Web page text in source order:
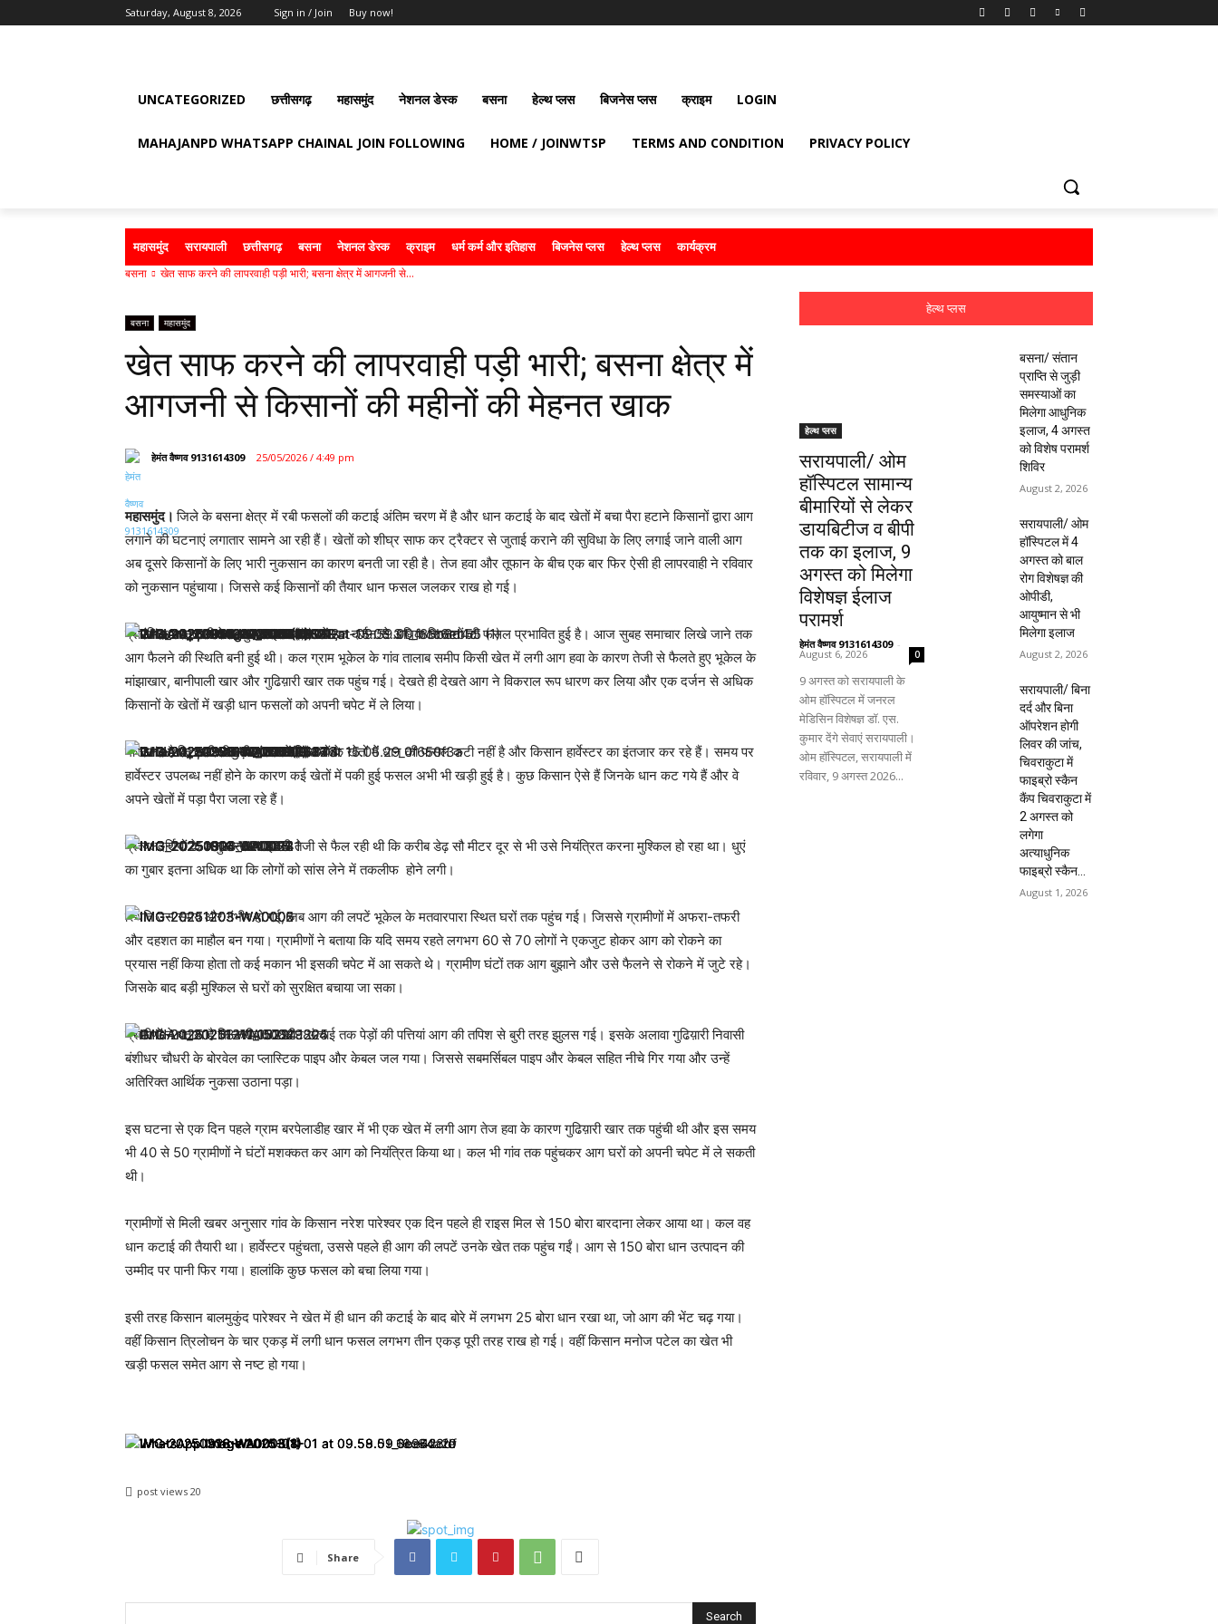
Saturday, August 8, 2026 Sign in / Join Buy now!
UNCATEGORIZED छत्तीसगढ़ महासमुंद नेशनल डेस्क बसना हेल्थ प्लस बिजनेस प्लस क्राइम LOGIN
MAHAJANPD WHATSAPP CHAINAL JOIN FOLLOWING HOME / JOINWTSP TERMS AND CONDITION PRIVACY POLICY
महासमुंद सरायपाली छत्तीसगढ़ बसना नेशनल डेस्क क्राइम धर्म कर्म और इतिहास बिजनेस प्लस हेल्थ प्लस कार्यक्रम
बसना खेत साफ करने की लापरवाही पड़ी भारी; बसना क्षेत्र में आगजनी से...
बसना महासमुंद
खेत साफ करने की लापरवाही पड़ी भारी; बसना क्षेत्र में
आगजनी से किसानों की महीनों की मेहनत खाक
हेमंत वैष्णव 9131614309 25/05/2026 / 4:49 pm
महासमुंद।जिले के बसना क्षेत्र में रबी फसलों की कटाई अंतिम चरण में है और धान कटाई के बाद खेतों में बचा पैरा हटाने किसानों द्वारा आग
लगाने की घटनाएं लगातार सामने आ रही हैं। खेतों को शीघ्र साफ कर ट्रैक्टर से जुताई कराने की सुविधा के लिए लगाई जाने वाली आग
अब दूसरे किसानों के लिए भारी नुकसान का कारण बनती जा रही है। तेज हवा और तूफान के बीच एक बार फिर ऐसी ही लापरवाही ने रविवार
को नुकसान पहुंचाया। जिससे कई किसानों की तैयार धान फसल जलकर राख हो गई।
प्रारंभिक जानकारी के अनुसार इस घटना में एक दर्जन से अधिक किसानों की फसल प्रभावित हुई है। आज सुबह समाचार लिखे जाने तक
आग फैलने की स्थिति बनी हुई थी। कल ग्राम भूकेल के गांव तालाब समीप किसी खेत में लगी आग हवा के कारण तेजी से फैलते हुए भूकेल के
मांझाखार, बानीपाली खार और गुढिय़ारी खार तक पहुंच गई। देखते ही देखते आग ने विकराल रूप धारण कर लिया और एक दर्जन से अधिक
किसानों के खेतों में खड़ी धान फसलों को अपनी चपेट में ले लिया।
गौरतलब है कि अभी भी बड़ी संख्या में किसानों के खेतों में धान की फसल कटी नहीं है और किसान हार्वेस्टर का इंतजार कर रहे हैं। समय पर
हार्वेस्टर उपलब्ध नहीं होने के कारण कई खेतों में पकी हुई फसल अभी भी खड़ी हुई है। कुछ किसान ऐसे हैं जिनके धान कट गये हैं और वे
अपने खेतों में पड़ा पैरा जला रहे हैं।
प्रत्यक्षदर्शियों के अनुसार आग इतनी तेजी से फैल रही थी कि करीब डेढ़ सौ मीटर दूर से भी उसे नियंत्रित करना मुश्किल हो रहा था। धुएं
का गुबार इतना अधिक था कि लोगों को सांस लेने में तकलीफ होने लगी।
स्थिति उस समय और गंभीर हो गई, जब आग की लपटें भूकेल के मतवारपारा स्थित घरों तक पहुंच गई। जिससे ग्रामीणों में अफरा-तफरी
और दहशत का माहौल बन गया। ग्रामीणों ने बताया कि यदि समय रहते लगभग 60 से 70 लोगों ने एकजुट होकर आग को रोकने का
प्रयास नहीं किया होता तो कई मकान भी इसकी चपेट में आ सकते थे। ग्रामीण घंटों तक आग बुझाने और उसे फैलने से रोकने में जुटे रहे।
जिसके बाद बड़ी मुश्किल से घरों को सुरक्षित बचाया जा सका।
ग्रामीणों ने बताया है कि करीब 50 फीट ऊंचाई तक पेड़ों की पत्तियां आग की तपिश से बुरी तरह झुलस गई। इसके अलावा गुढिय़ारी निवासी
बंशीधर चौधरी के बोरवेल का प्लास्टिक पाइप और केबल जल गया। जिससे सबमर्सिबल पाइप और केबल सहित नीचे गिर गया और उन्हें
अतिरिक्त आर्थिक नुकसा उठाना पड़ा।
इस घटना से एक दिन पहले ग्राम बरपेलाडीह खार में भी एक खेत में लगी आग तेज हवा के कारण गुढिय़ारी खार तक पहुंची थी और इस समय
भी 40 से 50 ग्रामीणों ने घंटों मशक्कत कर आग को नियंत्रित किया था। कल भी गांव तक पहुंचकर आग घरों को अपनी चपेट में ले सकती
थी।
ग्रामीणों से मिली खबर अनुसार गांव के किसान नरेश पारेश्वर एक दिन पहले ही राइस मिल से 150 बोरा बारदाना लेकर आया था। कल वह
धान कटाई की तैयारी था। हार्वेस्टर पहुंचता, उससे पहले ही आग की लपटें उनके खेत तक पहुंच गईं। आग से 150 बोरा धान उत्पादन की
उम्मीद पर पानी फिर गया। हालांकि कुछ फसल को बचा लिया गया।
इसी तरह किसान बालमुकुंद पारेश्वर ने खेत में ही धान की कटाई के बाद बोरे में लगभग 25 बोरा धान रखा था, जो आग की भेंट चढ़ गया।
वहींं किसान त्रिलोचन के चार एकड़ में लगी धान फसल लगभग तीन एकड़ पूरी तरह राख हो गई। वहीं किसान मनोज पटेल का खेत भी
खड़ी फसल समेत आग से नष्ट हो गया।
post views 20
Share
Search
हेल्थ प्लस
हेल्थ प्लस
सरायपाली/ ओम
हॉस्पिटल सामान्य
बीमारियों से लेकर
डायबिटीज व बीपी
तक का इलाज, 9
अगस्त को मिलेगा
विशेषज्ञ ईलाज
परामर्श
हेमंत वैष्णव 9131614309 -
August 6, 2026 0
9 अगस्त को सरायपाली के
ओम हॉस्पिटल में जनरल
मेडिसिन विशेषज्ञ डॉ. एस.
कुमार देंगे सेवाएं सरायपाली।
ओम हॉस्पिटल, सरायपाली में
रविवार, 9 अगस्त 2026...
बसना/ संतान
प्राप्ति से जुड़ी
समस्याओं का
मिलेगा आधुनिक
इलाज, 4 अगस्त
को विशेष परामर्श
शिविर
August 2, 2026
सरायपाली/ ओम
हॉस्पिटल में 4
अगस्त को बाल
रोग विशेषज्ञ की
ओपीडी,
आयुष्मान से भी
मिलेगा इलाज
August 2, 2026
सरायपाली/ बिना
दर्द और बिना
ऑपरेशन होगी
लिवर की जांच,
चिवराकुटा में
फाइब्रो स्कैन
कैंप चिवराकुटा में
2 अगस्त को
लगेगा
अत्याधुनिक
फाइब्रो स्कैन...
August 1, 2026